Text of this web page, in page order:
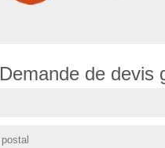
Demande de devis